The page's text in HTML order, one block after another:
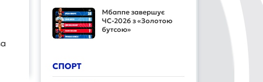
Мбаппе завершує
ЧС-2026 з «Золотою
бутсою»
СПОРТ